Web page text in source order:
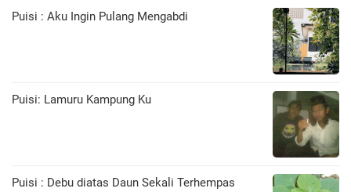
Puisi : Aku Ingin Pulang Mengabdi
Puisi: Lamuru Kampung Ku
Puisi : Debu diatas Daun Sekali Terhempas